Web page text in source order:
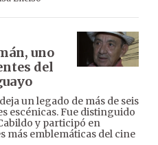
uno
del
un legado de más de seis
escénicas. Fue distinguido
y participó en
más emblemáticas del cine